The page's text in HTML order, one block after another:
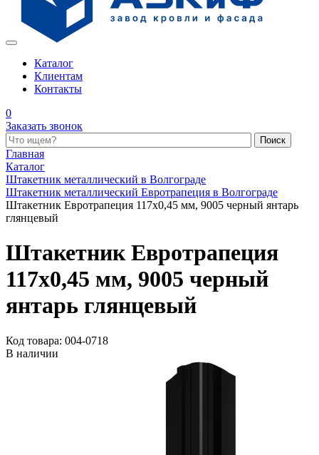
Каталог
Клиентам
Контакты
0
Заказать звонок
Поиск по каталогу
Главная
Каталог
Штакетник металлический в Волгограде
Штакетник металлический Евротрапеция в Волгограде
Штакетник Евротрапеция 117x0,45 мм, 9005 черный янтарь
глянцевый
Штакетник Евротрапеция
117x0,45 мм, 9005 черный
янтарь глянцевый
Код товара: 004-0718
В наличии